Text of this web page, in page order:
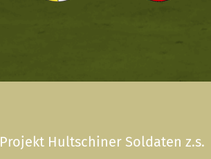
Projekt Hultschiner Soldaten z.s.